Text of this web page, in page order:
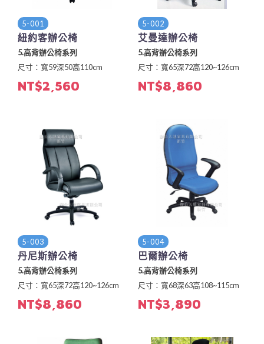
5-001
紐約客辦公椅
5.高背辦公椅系列
尺寸：寬59深50高110cm
NT$2,560
5-002
艾曼達辦公椅
5.高背辦公椅系列
尺寸：寬65深72高120~126cm
NT$8,860
5-003
丹尼斯辦公椅
5.高背辦公椅系列
尺寸：寬65深72高120~126cm
NT$8,860
5-004
巴爾辦公椅
5.高背辦公椅系列
尺寸：寬68深63高108~115cm
NT$3,890